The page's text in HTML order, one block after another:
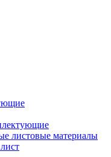
листовые материалы